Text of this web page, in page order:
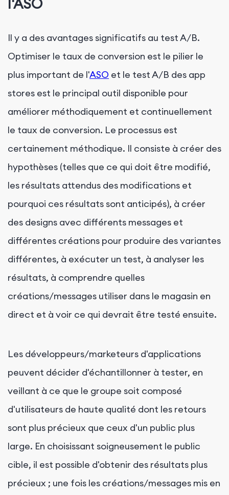
l'ASO
Il y a des avantages significatifs au test A/B.
Optimiser le taux de conversion est le pilier le
plus important de l'ASO et le test A/B des app
stores est le principal outil disponible pour
améliorer méthodiquement et continuellement
le taux de conversion. Le processus est
certainement méthodique. Il consiste à créer des
hypothèses (telles que ce qui doit être modifié,
les résultats attendus des modifications et
pourquoi ces résultats sont anticipés), à créer
des designs avec différents messages et
différentes créations pour produire des variantes
différentes, à exécuter un test, à analyser les
résultats, à comprendre quelles
créations/messages utiliser dans le magasin en
direct et à voir ce qui devrait être testé ensuite.
Les développeurs/marketeurs d'applications
peuvent décider d'échantillonner à tester, en
veillant à ce que le groupe soit composé
d'utilisateurs de haute qualité dont les retours
sont plus précieux que ceux d'un public plus
large. En choisissant soigneusement le public
cible, il est possible d'obtenir des résultats plus
précieux ; une fois les créations/messages mis en